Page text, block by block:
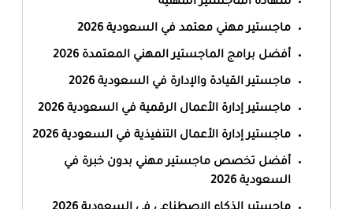
ماجستير مهني معتمد في السعودية 2026
أفضل برامج الماجستير المهني المعتمدة 2026
ماجستير القيادة والإدارة في السعودية 2026
ماجستير إدارة الأعمال الرقمية في السعودية 2026
ماجستير إدارة الأعمال التنفيذية في السعودية 2026
أفضل تخصص ماجستير مهني بدون خبرة في
السعودية 2026